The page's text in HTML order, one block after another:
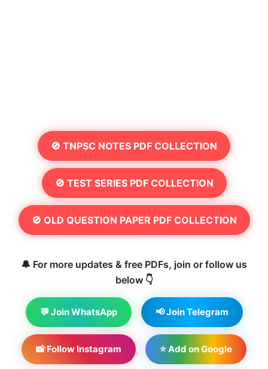
🚫 TNPSC NOTES PDF COLLECTION
🚫 TEST SERIES PDF COLLECTION
🚫 OLD QUESTION PAPER PDF COLLECTION
🔔 For more updates & free PDFs, join or follow us
below 👇
💬 Join WhatsApp 📢 Join Telegram
📸 Follow Instagram ⭐ Add on Google